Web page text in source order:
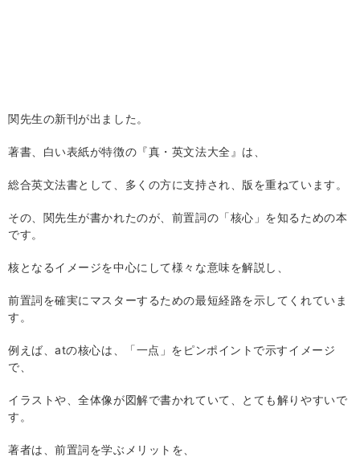
関先生の新刊が出ました。
著書、白い表紙が特徴の『真・英文法大全』は、
総合英文法書として、多くの方に支持され、版を重ねています。
その、関先生が書かれたのが、前置詞の「核心」を知るための本
です。
核となるイメージを中心にして様々な意味を解説し、
前置詞を確実にマスターするための最短経路を示してくれていま
す。
例えば、atの核心は、「一点」をピンポイントで示すイメージ
で、
イラストや、全体像が図解で書かれていて、とても解りやすいで
す。
著者は、前置詞を学ぶメリットを、